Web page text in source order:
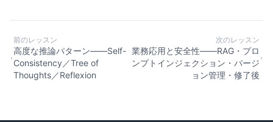
前のレッスン
高度な推論パターン——Self-
Consistency／Tree of
Thoughts／Reflexion
次のレッスン
業務応用と安全性——RAG・プロ
ンプトインジェクション・バージ
ョン管理・修了後